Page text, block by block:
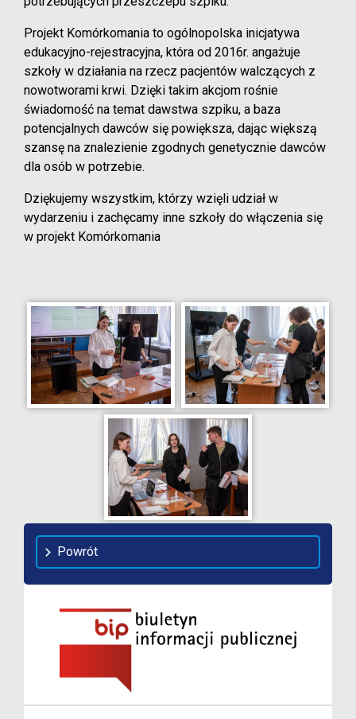
Projekt Komórkomania to ogólnopolska inicjatywa
edukacyjno-rejestracyjna, która od 2016r. angażuje
szkoły w działania na rzecz pacjentów walczących z
nowotworami krwi. Dzięki takim akcjom rośnie
świadomość na temat dawstwa szpiku, a baza
potencjalnych dawców się powiększa, dając większą
szansę na znalezienie zgodnych genetycznie dawców
dla osób w potrzebie.
Dziękujemy wszystkim, którzy wzięli udział w
wydarzeniu i zachęcamy inne szkoły do włączenia się
w projekt Komórkomania
Powrót